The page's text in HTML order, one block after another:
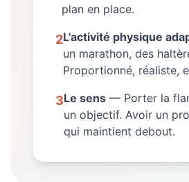
plan en place.
2L'activité physique
un marathon, des
Proportionné, réaliste,
3Le sens — Porter la
un objectif. Avoir un
qui maintient debout.